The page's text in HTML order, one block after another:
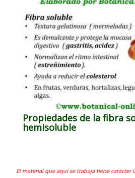
Propiedades de la fibra
hemisoluble
El material que aquí se trabaja tiene carácter